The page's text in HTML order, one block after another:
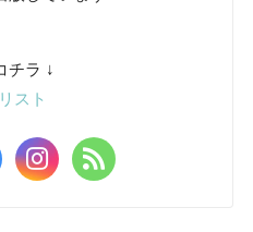
チラ ↓
スト